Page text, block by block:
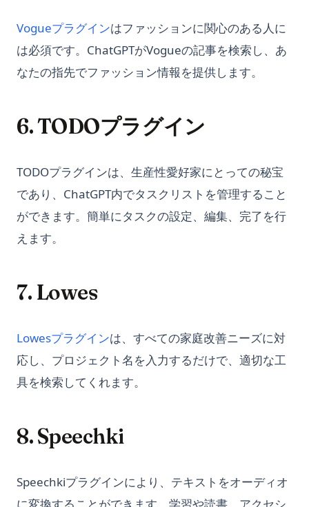
How To Fix ChatGPT Redirect Error
How to Easily Solve Unprocessable Entity Error in ChatGPT
How to Fix Chat GPT Access Denied Error Code 1020? The
Solution:
Guide
How to Fix ChatGPT is at Capacity Error
How to Fix: 'There Was an Error Generating a Response' on
ChatGPT
How to Implement Longer ChatGPT Memory with These
Tools
How to Install AutoGPT with Docker: Step-by-Step Guide
How to Plugins to ChatGPT: An In-Depth Guide
How to Training ChatGPT on Custom Data for Advanced
Chatbot Deployment
How to Turn On Chat GPT Developer Mode - Simple Guide
How to Use Chat GPT without Sign In
How to Use ChatGPT for Python Coding
How to Use GPT-4 for Free: A Comprehensive Guide
matplotlibの垂直線（vlines）の6つの一般的な使用例（コード
例付き）
「No Module Named Matplotlib」エラーでお困りですか？こ
ちらが解決策です
トラブルシューティング：Pythonで 'Module Matplotlib Has
問題の解決：「AttributeError: module 'matplotlib' has no
attribute 'plot'」
Pandas Where: Harnessing the Power of Pandas to Manage
Null Values
Pandas Where: Pandas の力を活用して Null 値を扱う
Pandas iterrows(): How to Iterate Over DataFrame Rows
(And When Not To)
by Label
Pandas read_csv() チュートリアル：CSV をプロのようにイン
ポートする方法
Pandas read_csv: The Definitive Guide to pd.read_csv() in
Python (2026)
Pandas reset_index(): DataFrameのインデックスをリセット
Pandas to_datetime: Convert Strings, Timestamps, and
Mixed Formats
Pandas to_sql() メソッド：効率的なSQLの書き方のためのヒン
ト
Pandas ピボットテーブル：Excelのようにデータを要約・整形
する（ガイド）
Pandas ローリングウィンドウ: rolling・expanding・EWM の
使い方
Decorator
Python Datetime: Complete Guide to Dates and Times in
Examples
Python Flatten List: 8 Methods to Flatten Nested Lists
Python Generators: Complete Guide to yield, Generator
Expressions, and Lazy Evaluation
Python Get All Files in a Directory: Fast, Modern & Efficient
Python KNN: Mastering K Nearest Neighbor Regression
with sklearn
Python Lambda Functions: A Clear Guide with Practical
Examples
Vogueプラグイン(opens in a new tab)
はファッションに関心のある人に
は必須です。ChatGPTがVogueの記事を検索し、あ
なたの指先でファッション情報を提供します。
6. TODOプラグイン
TODOプラグインは、生産性愛好家にとっての秘宝
であり、ChatGPT内でタスクリストを管理すること
ができます。簡単にタスクの設定、編集、完了を行
えます。
7. Lowes
Lowesプラグイン(opens in a new tab)
は、すべての家庭改善ニーズに対
応し、プロジェクト名を入力するだけで、適切な工
具を検索してくれます。
8. Speechki
Speechkiプラグインにより、テキストをオーディオ